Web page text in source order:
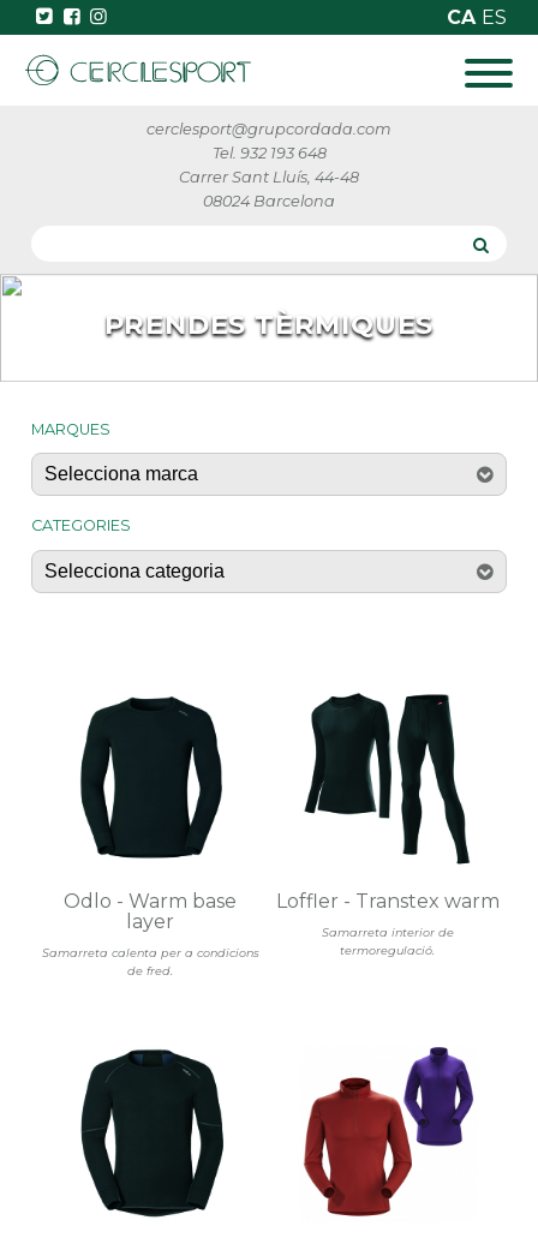
CA ES
cerclesport@grupcordada.com
Tel. 932 193 648
Carrer Sant Lluís, 44-48
08024 Barcelona
PRENDES TÈRMIQUES
MARQUES
CATEGORIES
Samarreta calenta per a condicions
de fred.
Odlo - Warm base
layer
Samarreta interior de
termoregulació.
Loffler - Transtex warm